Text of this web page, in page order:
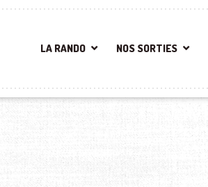
LA RANDO NOS SORTIES